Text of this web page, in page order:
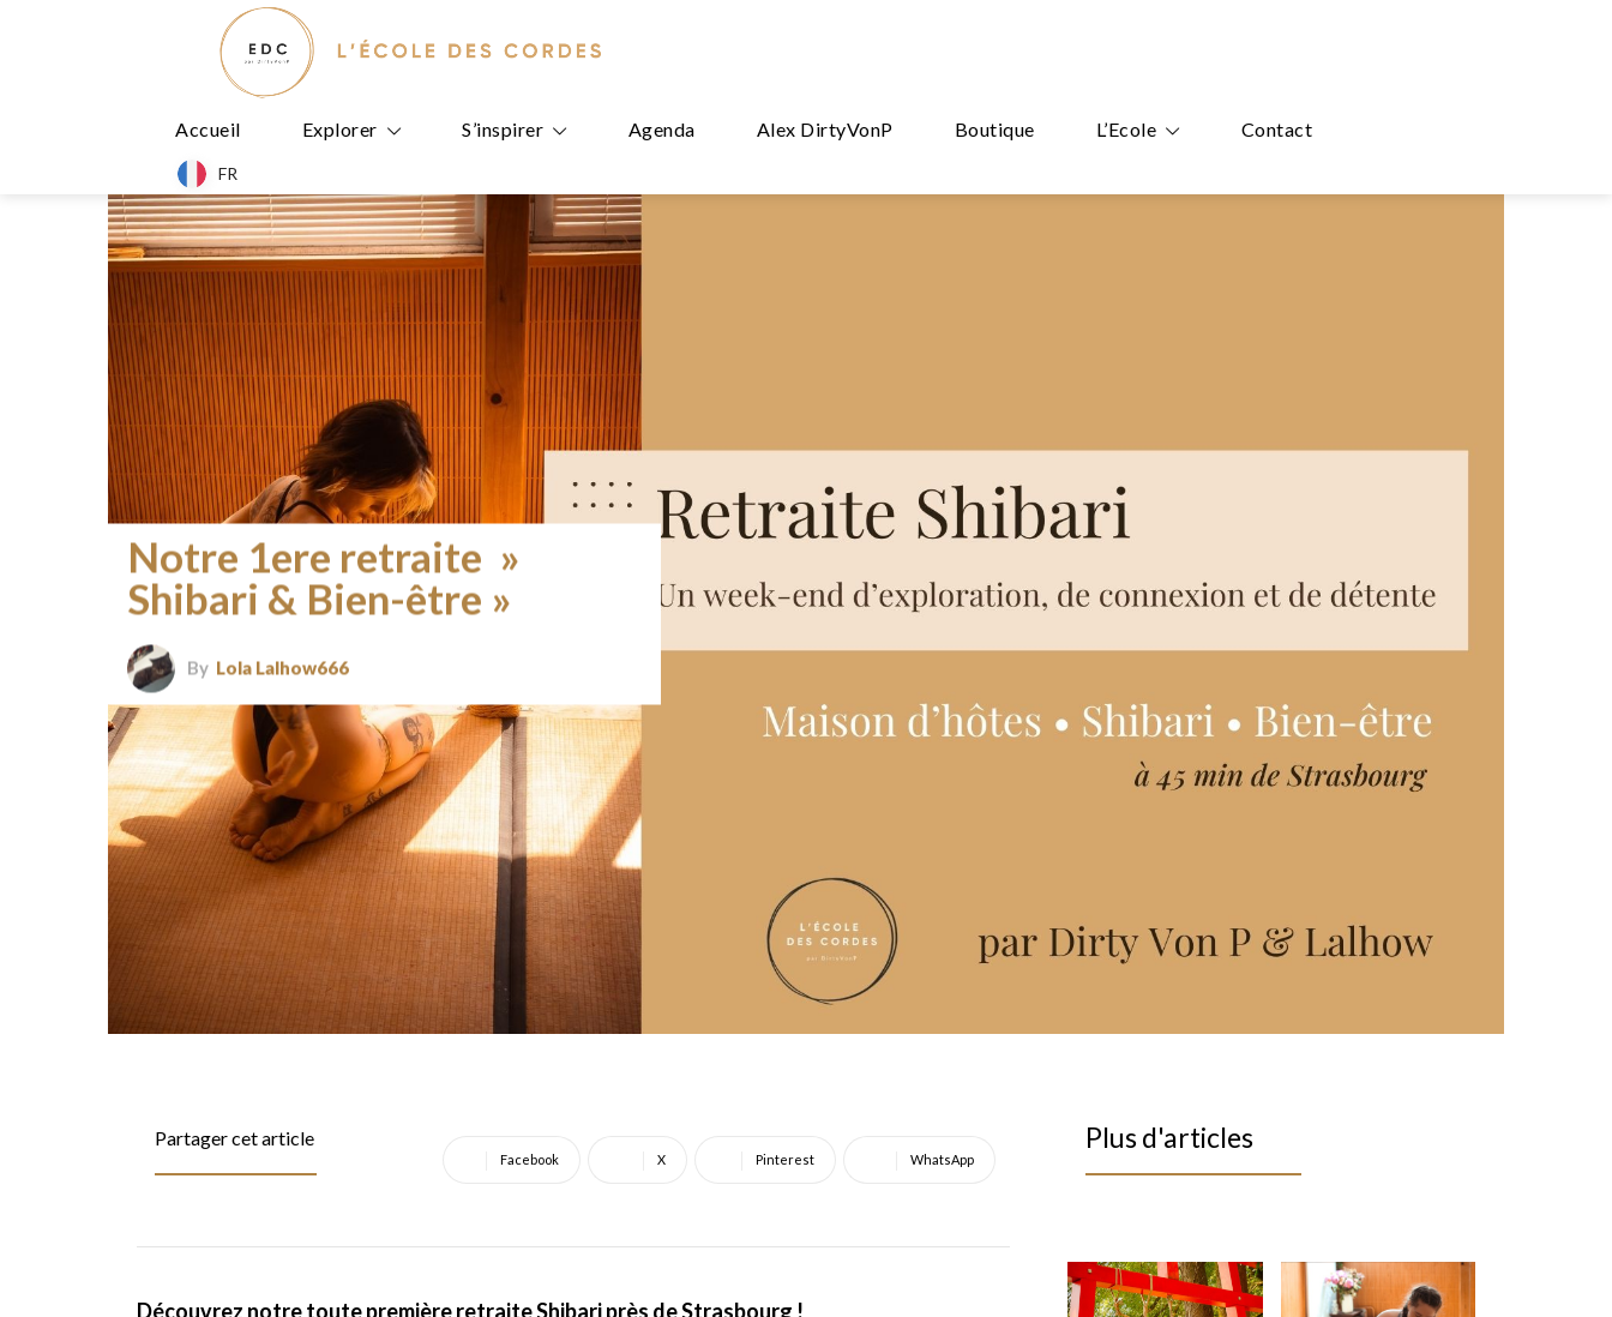
Accueil Explorer S’inspirer Agenda Alex DirtyVonP Boutique L’Ecole Contact
FR
Notre 1ere retraite »
Shibari & Bien-être »
By Lola Lalhow666
Partager cet article
Facebook X Pinterest WhatsApp
Découvrez notre toute première retraite Shibari près de Strasbourg !
Plus d'articles